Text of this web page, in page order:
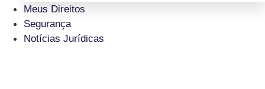
Meus Direitos
Segurança
Notícias Jurídicas